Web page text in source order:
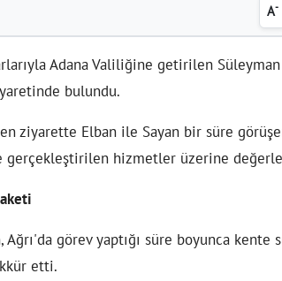
A-
Adana Valiliğine getirilen
bulundu.
ziyarette Elban ile Sayan bir süre
gerçekleştirilen hizmetler üzerine
Ağrı'da görev yaptığı süre boyunca
etti.